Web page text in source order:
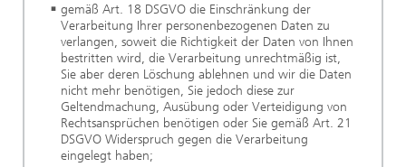
gemäß Art. 18 DSGVO die Einschränkung der
Verarbeitung Ihrer personenbezogenen Daten zu
verlangen, soweit die Richtigkeit der Daten von Ihnen
bestritten wird, die Verarbeitung unrechtmäßig ist,
Sie aber deren Löschung ablehnen und wir die Daten
nicht mehr benötigen, Sie jedoch diese zur
Geltendmachung, Ausübung oder Verteidigung von
Rechtsansprüchen benötigen oder Sie gemäß Art. 21
DSGVO Widerspruch gegen die Verarbeitung
eingelegt haben;